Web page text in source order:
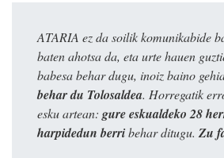
ATARIA ez da soilik komunikabide
baten ahotsa da, eta urte hauen
babesa behar dugu, inoiz baino
behar du Tolosaldea. Horregatik
esku artean: gure eskualdeko 28
harpidedun berribehar ditugu. Zu